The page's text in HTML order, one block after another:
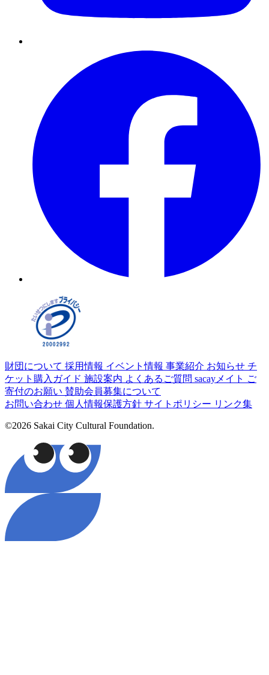
財団について 採用情報 イベント情報 事業紹介 お知らせ チ
ケット購入ガイド 施設案内 よくあるご質問 sacayメイト ご
寄付のお願い 賛助会員募集について
お問い合わせ 個人情報保護方針 サイトポリシー リンク集
©2026 Sakai City Cultural Foundation.